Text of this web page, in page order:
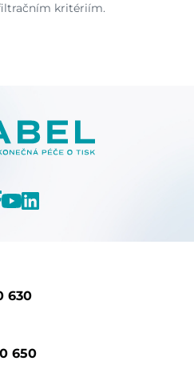
kritériím.
630
650